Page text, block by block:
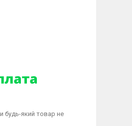
будь-який товар не